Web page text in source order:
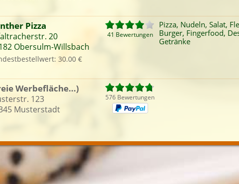
Styles
Kontakt
Kategorien-Filter:
Pizza
Nudeln
Fleisch
Chinesisch
sofort
für um
Pizza
20
Obersulm-Willsbach
30.00 €
41 Bewertungen
Pizza, Nudeln, Salat,
Burger, Fingerfood,
Getränke
Werbefläche...)
123
Musterstadt
576 Bewertungen